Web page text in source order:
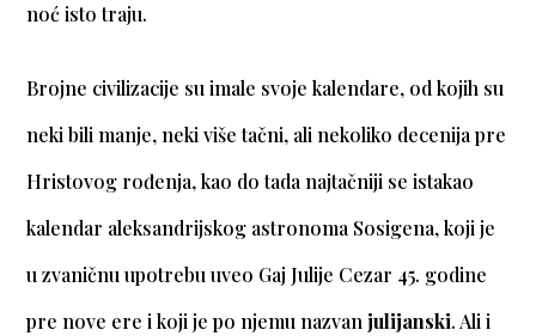
noć isto traju.
Brojne civilizacije su imale svoje kalendare, od kojih su
neki bili manje, neki više tačni, ali nekoliko decenija pre
Hristovog rođenja, kao do tada najtačniji se istakao
kalendar aleksandrijskog astronoma Sosigena, koji je
u zvaničnu upotrebu uveo Gaj Julije Cezar 45. godine
pre nove ere i koji je po njemu nazvanjulijanski. Ali i